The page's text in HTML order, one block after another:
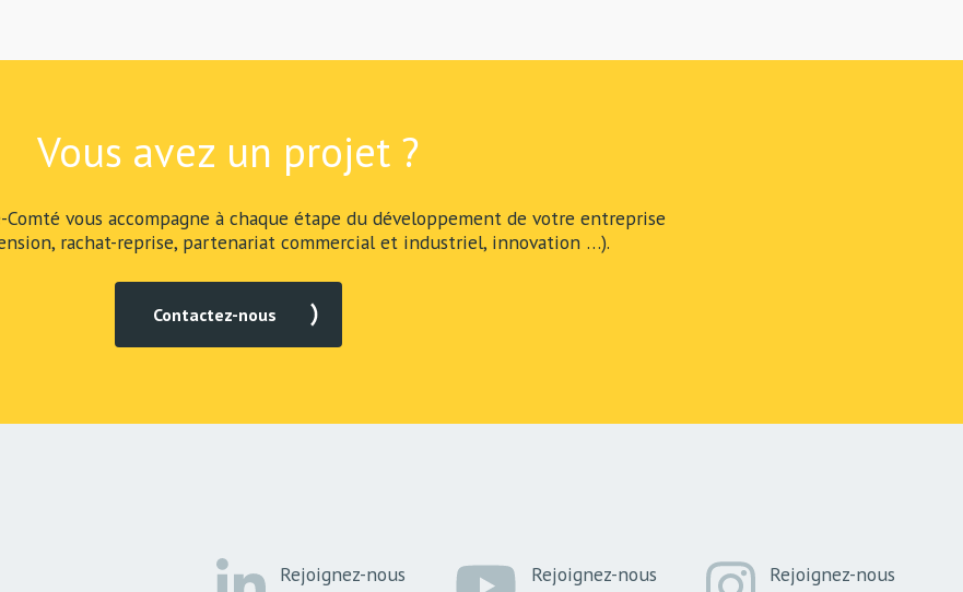
Vous avez un projet ?
Comté vous accompagne à chaque étape du développement de votre entreprise
rachat-reprise, partenariat commercial et industriel, innovation …).
Contactez-nous
Rejoignez-nous
Rejoignez-nous
Rejoignez-nous